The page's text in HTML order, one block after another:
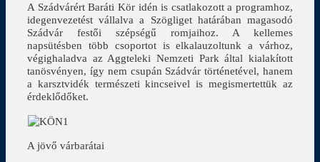
A Szádvárért Baráti Kör idén is csatlakozott a programhoz,
idegenvezetést vállalva a Szögliget határában magasodó
Szádvár festői szépségű romjaihoz. A kellemes
napsütésben több csoportot is elkalauzoltunk a várhoz,
végighaladva az Aggteleki Nemzeti Park által kialakított
tanösvényen, így nem csupán Szádvár történetével, hanem
a karsztvidék természeti kincseivel is megismertettük az
érdeklődőket.
A jövő várbarátai